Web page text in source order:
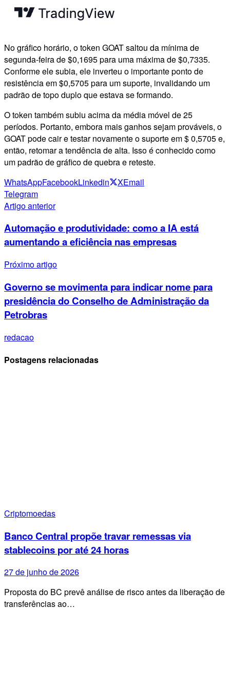
No gráfico horário, o token GOAT saltou da mínima de
segunda-feira de $0,1695 para uma máxima de $0,7335.
Conforme ele subia, ele inverteu o importante ponto de
resistência em $0,5705 para um suporte, invalidando um
padrão de topo duplo que estava se formando.
O token também subiu acima da média móvel de 25
períodos. Portanto, embora mais ganhos sejam prováveis, o
GOAT pode cair e testar novamente o suporte em $ 0,5705 e,
então, retomar a tendência de alta. Isso é conhecido como
um padrão de gráfico de quebra e reteste.
WhatsAppFacebookLinkedin XEmail
Telegram
Artigo anterior
Automação e produtividade: como a IA está
aumentando a eficiência nas empresas
Próximo artigo
Governo se movimenta para indicar nome para
presidência do Conselho de Administração da
Petrobras
redacao
Postagens relacionadas
Criptomoedas
Banco Central propõe travar remessas via
stablecoins por até 24 horas
27 de junho de 2026
Proposta do BC prevê análise de risco antes da liberação de
transferências ao…